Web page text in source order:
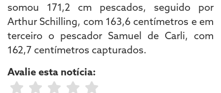
somou 171,2 cm pescados, seguido por
Arthur Schilling, com 163,6 centímetros e em
terceiro o pescador Samuel de Carli, com
162,7 centímetros capturados.
Avalie esta notícia: